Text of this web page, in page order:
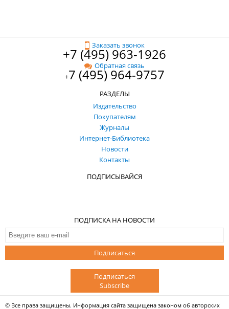
Заказать звонок
+7 (495) 963-1926
Обратная связь
+7 (495) 964-9757
РАЗДЕЛЫ
Издательство
Покупателям
Журналы
Интернет-Библиотека
Новости
Контакты
ПОДПИСЫВАЙСЯ
ПОДПИСКА НА НОВОСТИ
Подписаться
Подписаться
Subscribe
© Все права защищены. Информация сайта защищена законом об авторских